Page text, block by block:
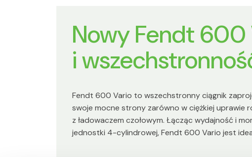
Nowy Fendt 600
i
Fendt 600 Vario to wszechstronny ciągnik
swoje mocne strony zarówno w ciężkiej uprawie
z ładowaczem czołowym. Łącząc wydajność i
jednostki 4-cylindrowej, Fendt 600 Vario jest